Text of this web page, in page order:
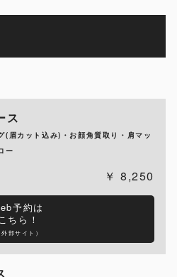
ス
(眉カット込み)・お顔角質取り・肩マッ
ー
8,250
予約は
ちら！
外部サイト）